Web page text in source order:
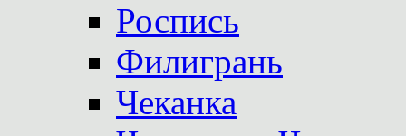
Роспись
Филигрань
Чеканка